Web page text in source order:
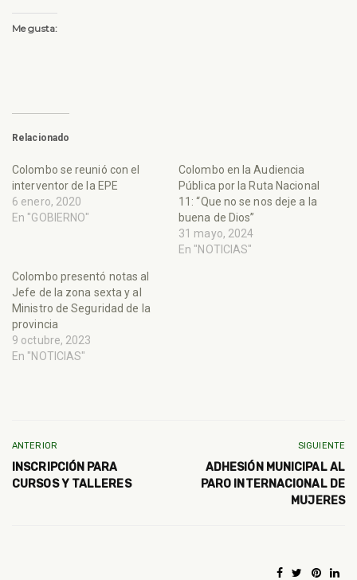
Me gusta:
Relacionado
Colombo se reunió con el
interventor de la EPE
6 enero, 2020
En "GOBIERNO"
Colombo en la Audiencia
Pública por la Ruta Nacional
11: “Que no se nos deje a la
buena de Dios”
31 mayo, 2024
En "NOTICIAS"
Colombo presentó notas al
Jefe de la zona sexta y al
Ministro de Seguridad de la
provincia
9 octubre, 2023
En "NOTICIAS"
ANTERIOR
INSCRIPCIÓN PARA
CURSOS Y TALLERES
SIGUIENTE
ADHESIÓN MUNICIPAL AL
PARO INTERNACIONAL DE
MUJERES